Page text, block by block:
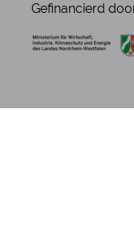
Gefinancierd